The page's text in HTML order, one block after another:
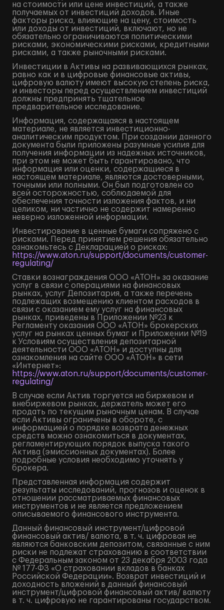
на стоимости или цене инвестиций, а также
получаемых от инвестиций доходов. Иные
факторы риска, влияющие на цену, стоимость
или доходы от инвестиций, включают, но не
обязательно ограничиваются политическими
рисками, экономическими рисками, кредитными
рисками, а также рыночными рисками.
Инвестиции в Активы на развивающихся рынках,
равно как и в цифровые финансовые активы,
цифровую валюту имеют высокую степень риска,
и инвесторы перед осуществлением инвестиций
должны предпринять тщательное
предварительное исследование.
Информация, содержащаяся в настоящем
материале, не является инвестиционно-
аналитическим продуктом. При создании данного
документа были приложены разумные усилия для
получения информации из надежных источников,
при этом не может быть гарантировано, что
информация или оценки, содержащиеся в
настоящем материале, являются достоверными,
точными или полными. Он был подготовлен со
всей осторожностью, соблюдаемой для
обеспечения точности изложения фактов, и ни
целиком, ни частично не содержит намеренно
неверно изложенной информации.
Инвестирование в ценные бумаги сопряжено с
рисками. Перед принятием решения обязательно
ознакомьтесь с Декларацией о рисках:
https://www.aton.ru/support/documents/customer-
regulating/
Ставки вознаграждения ООО «АТОН» за оказание
услуг в связи с операциями на финансовых
рынках, услуг Депозитария, а также перечень
подлежащих возмещению клиентом расходов в
связи с оказанием ему услуг на финансовых
рынках, приведены в Приложении №23 к
Регламенту оказания ООО «АТОН» брокерских
услуг на рынках ценных бумаг и Приложении №19
к Условиям осуществления депозитарной
деятельности ООО «АТОН» и доступны для
ознакомления на сайте ООО «АТОН» в сети
«Интернет»:
https://www.aton.ru/support/documents/customer-
regulating/
В случае если Актив торгуется на биржевом и
внебиржевом рынках, держатель может его
продать по текущим рыночным ценам. В случае
если Активы ограничены в обороте, с
информацией о порядке возврата денежных
средств можно ознакомиться в документах,
регламентирующих порядок выпуска такого
Актива (эмиссионных документах). Более
подробные условия необходимо уточнять у
брокера.
Представленная информация содержит
результаты исследований, прогнозов и оценок в
отношении рассматриваемых финансовых
инструментов и не является предложением
описываемого финансового инструмента.
Данный финансовый инструмент/цифровой
финансовый актив/ валюта, в т. ч. цифровая не
являются банковским депозитом, связанные с ним
риски не подлежат страхованию в соответствии
с Федеральным законом от 23 декабря 2003 года
№ 177-ФЗ «О страховании вкладов в банках
Российской Федерации». Возврат инвестиций и
доходность вложений в данный финансовый
инструмент/цифровой финансовый актив/ валюту
в т. ч. цифровую не гарантированы государством.